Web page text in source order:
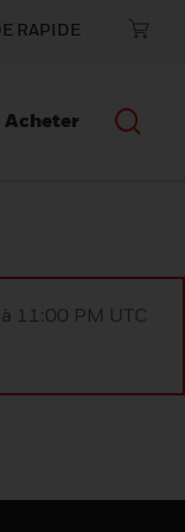
RAPIDE
Acheter
11:00 PM UTC